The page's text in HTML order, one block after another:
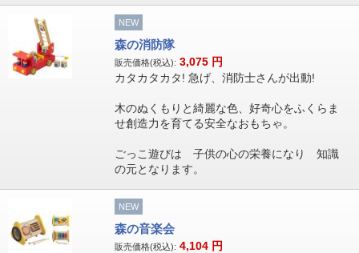
NEW
森の消防隊
販売価格(税込): 3,075 円
カタカタカタ! 急げ、消防士さんが出動!
木のぬくもりと綺麗な色、好奇心をふくらま
せ創造力を育てる安全なおもちゃ。
ごっこ遊びは 子供の心の栄養になり 知識
の元となります。
NEW
森の音楽会
販売価格(税込): 4,104 円